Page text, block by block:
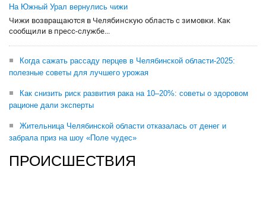
На Южный Урал вернулись чижи
Чижи возвращаются в Челябинскую область с зимовки. Как
сообщили в пресс-службе...
Когда сажать рассаду перцев в Челябинской области-2025:
полезные советы для лучшего урожая
Как снизить риск развития рака на 10–20%: советы о здоровом
рационе дали эксперты
Жительница Челябинской области отказалась от денег и
забрала приз на шоу «Поле чудес»
ПРОИСШЕСТВИЯ